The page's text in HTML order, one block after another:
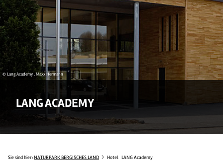
© Lang Academy , Maxx Hermann
LANG ACADEMY
Sie sind hier:NATURPARK BERGISCHES LAND Hotel LANG Academy